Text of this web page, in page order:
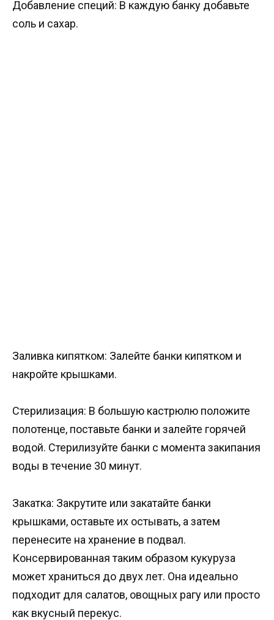
Добавление специй: В каждую банку добавьте
соль и сахар.
Заливка кипятком: Залейте банки кипятком и
накройте крышками.
Стерилизация: В большую кастрюлю положите
полотенце, поставьте банки и залейте горячей
водой. Стерилизуйте банки с момента закипания
воды в течение 30 минут.
Закатка: Закрутите или закатайте банки
крышками, оставьте их остывать, а затем
перенесите на хранение в подвал.
Консервированная таким образом кукуруза
может храниться до двух лет. Она идеально
подходит для салатов, овощных рагу или просто
как вкусный перекус.